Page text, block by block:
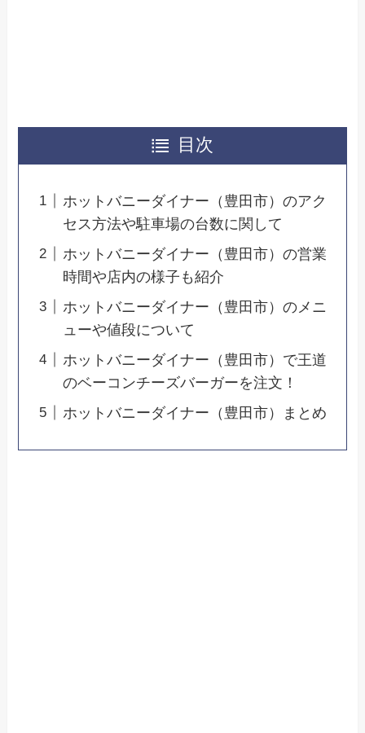
目次
ホットバニーダイナー（豊田市）のアク
セス方法や駐車場の台数に関して
ホットバニーダイナー（豊田市）の営業
時間や店内の様子も紹介
ホットバニーダイナー（豊田市）のメニ
ューや値段について
ホットバニーダイナー（豊田市）で王道
のベーコンチーズバーガーを注文！
ホットバニーダイナー（豊田市）まとめ